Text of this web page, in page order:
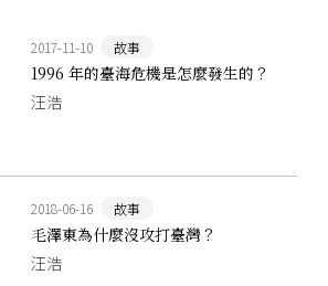
2017-11-10 故事
1996 年的臺海危機是怎麼發生的？
汪浩
2018-06-16 故事
毛澤東為什麼沒攻打臺灣？
汪浩